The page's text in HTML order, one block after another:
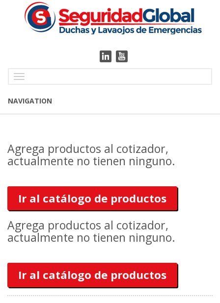
NAVIGATION
Agrega productos al cotizador,
actualmente no tienen ninguno.
Ir al catálogo de productos
Agrega productos al cotizador,
actualmente no tienen ninguno.
Ir al catálogo de productos